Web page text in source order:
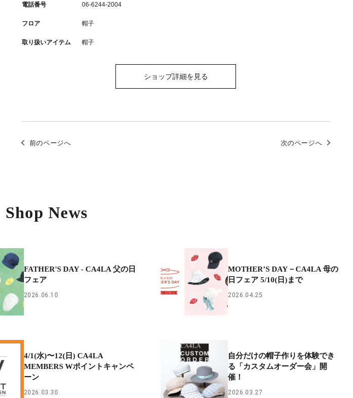
電話番号 06-6244-2004
フロア 帽子
取り扱いアイテム 帽子
ショップ詳細を見る
前のページへ 次のページへ
Shop News
FATHER'S DAY - CA4LA 父の日
フェア
2026.06.10
MOTHER’S DAY－CA4LA 母の
日フェア 5/10(日)まで
2026.04.25
4/1(水)〜12(日) CA4LA
MEMBERS Wポイントキャンペ
ーン
2026.03.30
自分だけの帽子作りを体験でき
る「カスタムオーダー会」開
催！
2026.03.27